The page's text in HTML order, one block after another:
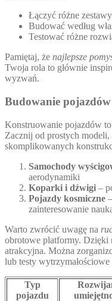
Łączyć różne
Budować według
Testować różne
Pamiętaj, że najlepsze
Twoja rola to głównie
wyzwań.
Budowanie
Konstruowanie pojazdów to
Zacznij od prostych
skomplikowanych
Samochody
aerodynamiki
Koparki i dźwigi –
Pojazdy kosmiczne
zainteresowanie
Warto zwrócić uwagę na
obrotowe platformy. Dzięki
atrakcyjna. Można
lub testy
Typ
pojazdu